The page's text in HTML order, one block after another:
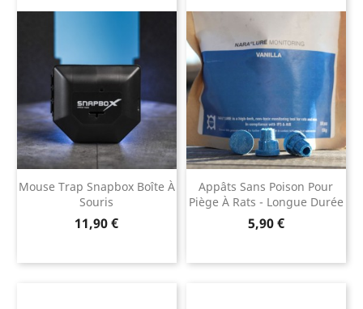
Mouse Trap Snapbox Boîte À
Souris
Prix
11,90 €
Appâts Sans Poison Pour
Piège À Rats - Longue Durée
Prix
5,90 €